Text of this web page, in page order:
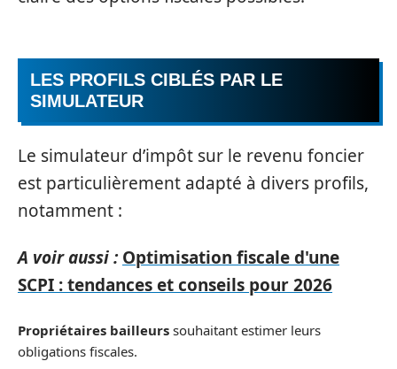
LES PROFILS CIBLÉS PAR LE
SIMULATEUR
Le simulateur d’impôt sur le revenu foncier
est particulièrement adapté à divers profils,
notamment :
A voir aussi : Optimisation fiscale d'une
SCPI : tendances et conseils pour 2026
Propriétaires bailleurs souhaitant estimer leurs
obligations fiscales.